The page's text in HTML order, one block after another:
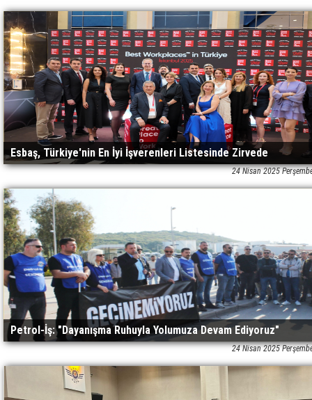
Esbaş, Türkiye'nin En İyi İşverenleri Listesinde Zirvede
24 Nisan 2025
Petrol-İş: "Dayanışma Ruhuyla Yolumuza Devam Ediyoruz"
24 Nisan 2025